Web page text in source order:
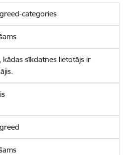
categories
kādas sīkdatnes lietotājs ir